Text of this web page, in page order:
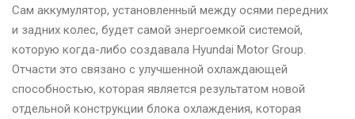
Сам аккумулятор, установленный между осями передних
и задних колес, будет самой энергоемкой системой,
которую когда-либо создавала Hyundai Motor Group.
Отчасти это связано с улучшенной охлаждающей
способностью, которая является результатом новой
отдельной конструкции блока охлаждения, которая